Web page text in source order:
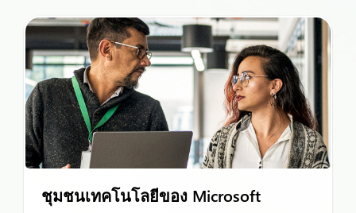
ชุมชนเทคโนโลยีของ Microsoft